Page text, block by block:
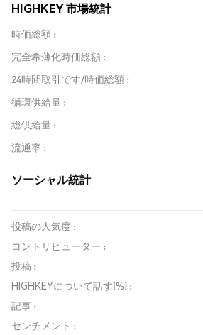
HIGHKEY 市場統計
時価総額
完全希薄化時価総額
24時間取引です/時価総額
循環供給量
総供給量
流通率
ソーシャル統計
投稿の人気度 :
コントリビューター :
投稿 :
HIGHKEYについて話す(%) :
記事 :
センチメント :